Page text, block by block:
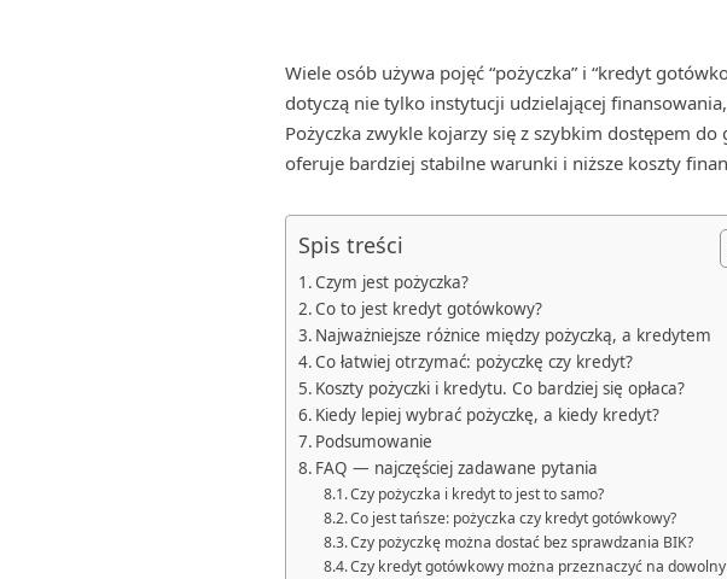
Wiele osób używa pojęć “pożyczka” i “kredyt
dotyczą nie tylko instytucji udzielającej
Pożyczka zwykle kojarzy się z szybkim dostępem
oferuje bardziej stabilne warunki i niższe koszty
Spis treści
Czym jest pożyczka?
Co to jest kredyt gotówkowy?
Najważniejsze różnice między pożyczką, a kredytem
Co łatwiej otrzymać: pożyczkę czy kredyt?
Koszty pożyczki i kredytu. Co bardziej się opłaca?
Kiedy lepiej wybrać pożyczkę, a kiedy kredyt?
Podsumowanie
FAQ — najczęściej zadawane pytania
Czy pożyczka i kredyt to jest to samo?
Co jest tańsze: pożyczka czy kredyt gotówkowy?
Czy pożyczkę można dostać bez sprawdzania BIK?
Czy kredyt gotówkowy można przeznaczyć na dowolny